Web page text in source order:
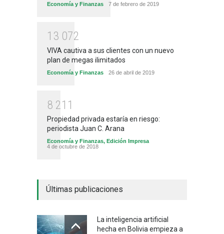
Economía y Finanzas 7 de febrero de 2019
1 3 072
VIVA cautiva a sus clientes con un nuevo
plan de megas ilimitados
Economía y Finanzas 26 de abril de 2019
8 21 1
Propiedad privada estaría en riesgo:
periodista Juan C. Arana
Economía y Finanzas, Edición Impresa
4 de octubre de 2018
Últimas publicaciones
La inteligencia artificial
hecha en Bolivia empieza a